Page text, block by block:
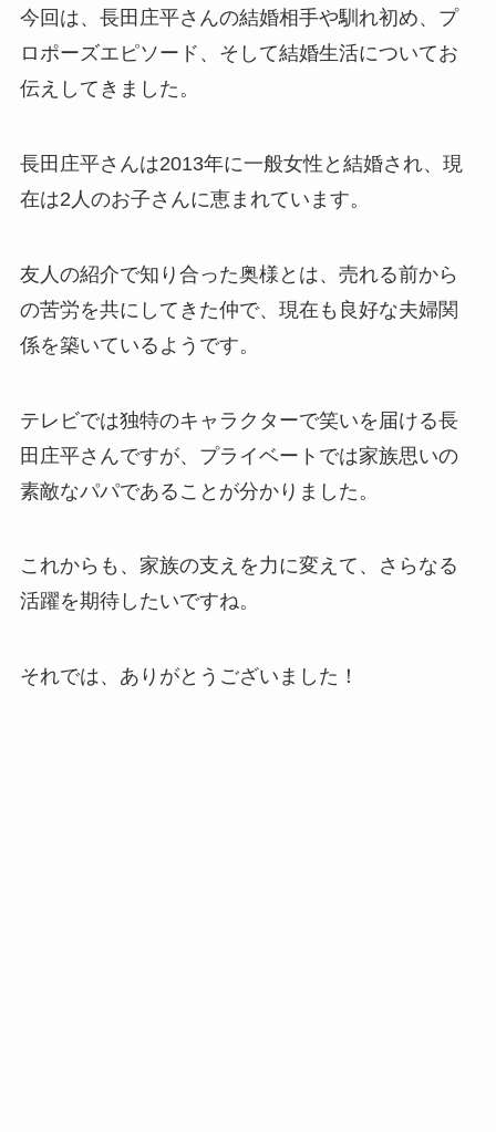
今回は、長田庄平さんの結婚相手や馴れ初め、プ
ロポーズエピソード、そして結婚生活についてお
伝えしてきました。
長田庄平さんは2013年に一般女性と結婚され、現
在は2人のお子さんに恵まれています。
友人の紹介で知り合った奥様とは、売れる前から
の苦労を共にしてきた仲で、現在も良好な夫婦関
係を築いているようです。
テレビでは独特のキャラクターで笑いを届ける長
田庄平さんですが、プライベートでは家族思いの
素敵なパパであることが分かりました。
これからも、家族の支えを力に変えて、さらなる
活躍を期待したいですね。
それでは、ありがとうございました！